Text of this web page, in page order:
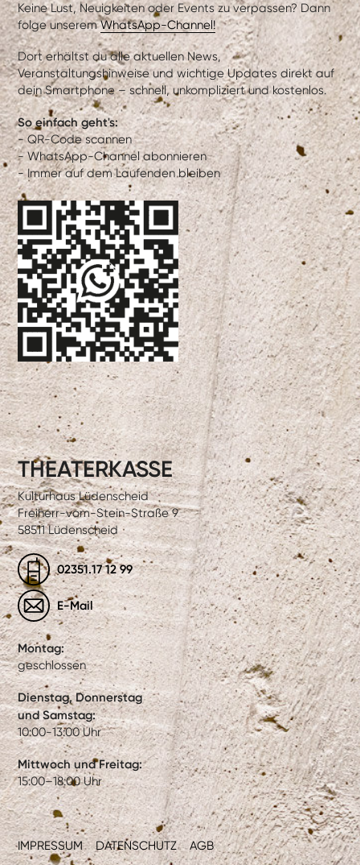
Keine Lust, Neuigkeiten oder Events zu verpassen? Dann
folge unseremWhatsApp-Channel!
Dort erhältst du alle aktuellen News,
Veranstaltungshinweise und wichtige Updates direkt auf
dein Smartphone – schnell, unkompliziert und kostenlos.
So einfach geht's:
- QR-Code scannen
- WhatsApp-Channel abonnieren
- Immer auf dem Laufenden bleiben
IMPRESSUM DATENSCHUTZ AGB
THEATERKASSE
Kulturhaus Lüdenscheid
Freiherr-vom-Stein-Straße 9
58511 Lüdenscheid
02351.17 12 99
E-Mail
Montag:
geschlossen
Dienstag, Donnerstag
und Samstag:
10:00-13:00 Uhr
Mittwoch und Freitag:
15:00–18:00 Uhr